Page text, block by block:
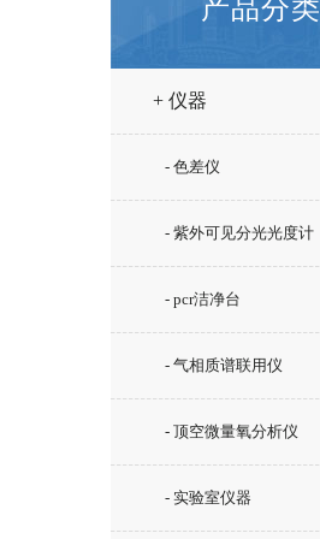
产品分类
+ 仪器
- 色差仪
- 紫外可见分光光度计
- pcr洁净台
- 气相质谱联用仪
- 顶空微量氧分析仪
- 实验室仪器